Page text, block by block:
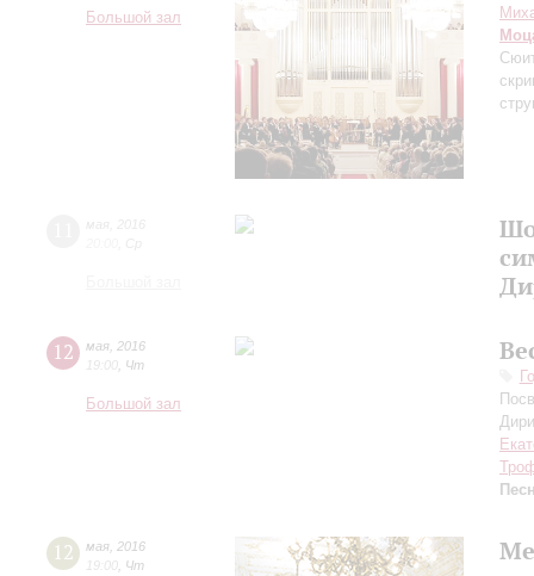
Большой зал
12 мая 2016
19:00 Чт
Большой зал
12 мая 2016
19:00 Чт